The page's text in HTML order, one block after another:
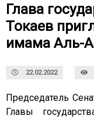
Глава
Токаев
имама Аль-
22.02.2022
Председатель
Главы